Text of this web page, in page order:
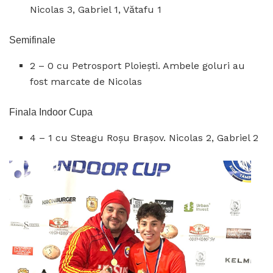
Nicolas 3, Gabriel 1, Vătafu 1
Semifinale
2 – 0 cu Petrosport Ploiești. Ambele goluri au
fost marcate de Nicolas
Finala Indoor Cupa
4 – 1 cu Steagu Roșu Brașov. Nicolas 2, Gabriel 2